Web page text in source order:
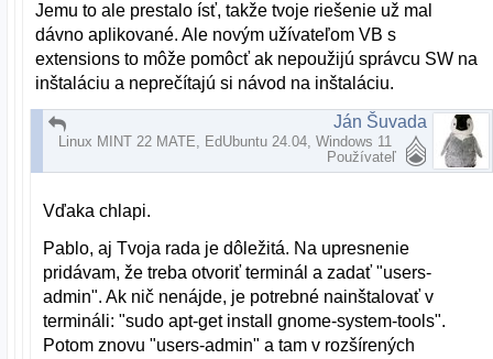
Jemu to ale prestalo ísť, takže tvoje riešenie už mal
dávno aplikované. Ale novým užívateľom VB s
extensions to môže pomôcť ak nepoužijú správcu SW na
inštaláciu a neprečítajú si návod na inštaláciu.
10.04.2015 | 15:20
Ján Šuvada
Linux MINT 22 MATE, EdUbuntu 24.04, Windows 11
Používateľ
Vďaka chlapi.
Pablo, aj Tvoja rada je dôležitá. Na upresnenie
pridávam, že treba otvoriť terminál a zadať "users-
admin". Ak nič nenájde, je potrebné nainštalovať v
termináli: "sudo apt-get install gnome-system-tools".
Potom znovu "users-admin" a tam v rozšírených